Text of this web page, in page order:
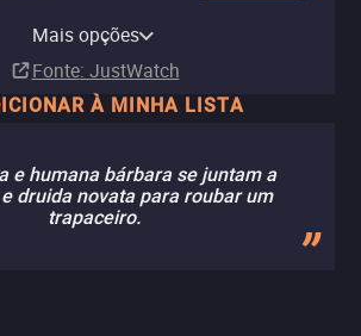
R$ 49,90
Mais opções
Fonte: JustWatch
À MINHA LISTA
e humana bárbara se juntam a
druida novata para roubar um
trapaceiro.